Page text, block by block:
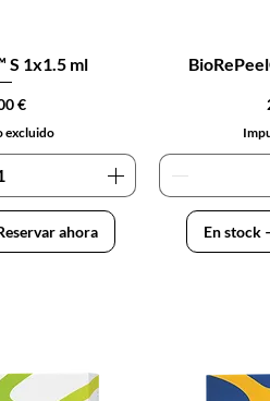
S 1x1.5 ml
€
excluido
ahora En stock